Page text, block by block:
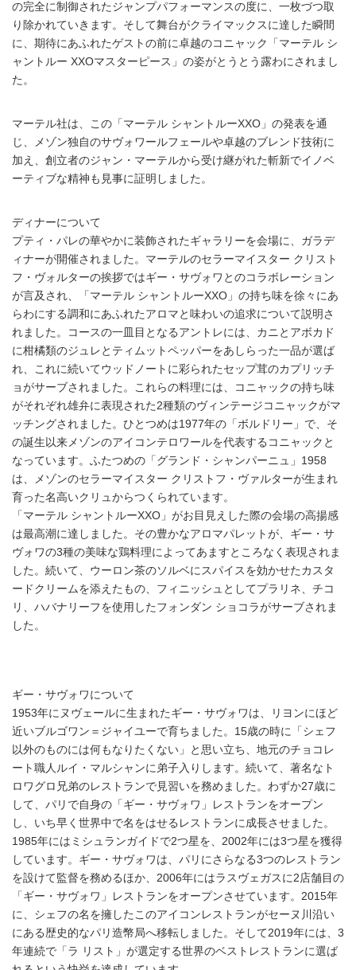
の完全に制御されたジャンプパフォーマンスの度に、一枚づつ取
り除かれていきます。そして舞台がクライマックスに達した瞬間
に、期待にあふれたゲストの前に卓越のコニャック「マーテル シ
ャントルー XXOマスターピース」の姿がとうとう露わにされまし
た。
マーテル社は、この「マーテル シャントルーXXO」の発表を通
じ、メゾン独自のサヴォワールフェールや卓越のブレンド技術に
加え、創立者のジャン・マーテルから受け継がれた斬新でイノベ
ーティブな精神も見事に証明しました。
ディナーについて
プティ・パレの華やかに装飾されたギャラリーを会場に、ガラデ
ィナーが開催されました。マーテルのセラーマイスター クリスト
フ・ヴォルターの挨拶ではギー・サヴォワとのコラボレーション
が言及され、「マーテル シャントルーXXO」の持ち味を徐々にあ
らわにする調和にあふれたアロマと味わいの追求について説明さ
れました。コースの一皿目となるアントレには、カニとアボカド
に柑橘類のジュレとティムットペッパーをあしらった一品が選ば
れ、これに続いてウッドノートに彩られたセップ茸のカプリッチ
ョがサーブされました。これらの料理には、コニャックの持ち味
がそれぞれ雄弁に表現された2種類のヴィンテージコニャックがマ
ッチングされました。ひとつめは1977年の「ボルドリー」で、そ
の誕生以来メゾンのアイコンテロワールを代表するコニャックと
なっています。ふたつめの「グランド・シャンパーニュ」1958
は、メゾンのセラーマイスター クリストフ・ヴァルターが生まれ
育った名高いクリュからつくられています。
「マーテル シャントルーXXO」がお目見えした際の会場の高揚感
は最高潮に達しました。その豊かなアロマパレットが、ギー・サ
ヴォワの3種の美味な鶏料理によってあますところなく表現されま
した。続いて、ウーロン茶のソルベにスパイスを効かせたカスタ
ードクリームを添えたもの、フィニッシュとしてプラリネ、チコ
リ、ハバナリーフを使用したフォンダン ショコラがサーブされま
した。
ギー・サヴォワについて
1953年にヌヴェールに生まれたギー・サヴォワは、リヨンにほど
近いブルゴワン＝ジャイユーで育ちました。15歳の時に「シェフ
以外のものには何もなりたくない」と思い立ち、地元のチョコレ
ート職人ルイ・マルシャンに弟子入りします。続いて、著名なト
ロワグロ兄弟のレストランで見習いを務めました。わずか27歳に
して、パリで自身の「ギー・サヴォワ」レストランをオープン
し、いち早く世界中で名をはせるレストランに成長させました。
1985年にはミシュランガイドで2つ星を、2002年には3つ星を獲得
しています。ギー・サヴォワは、パリにさらなる3つのレストラン
を設けて監督を務めるほか、2006年にはラスヴェガスに2店舗目の
「ギー・サヴォワ」レストランをオープンさせています。2015年
に、シェフの名を擁したこのアイコンレストランがセーヌ川沿い
にある歴史的なパリ造幣局へ移転しました。そして2019年には、3
年連続で「ラ リスト」が選定する世界のベストレストランに選ば